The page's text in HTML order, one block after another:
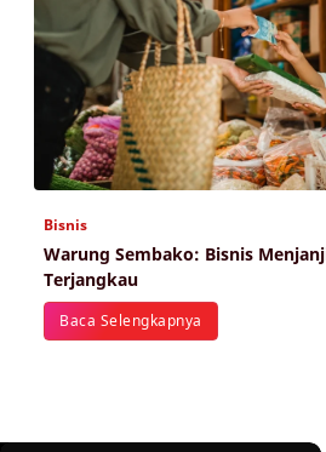
Bisnis
Warung Sembako: Bisnis
Terjangkau
Baca Selengkapnya